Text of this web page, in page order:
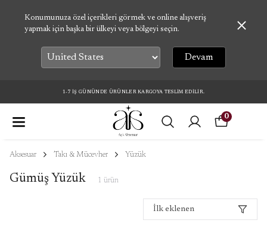
Konumunuza özel içerikleri görmek ve online alışveriş
yapmak için başka bir ülkeyi veya bölgeyi seçin.
Devam
1-7 İŞ GÜNÜNDE ÜRÜNLER KARGOYA TESLİM EDİLİR.
0
Aksesuar Takı & Mücevher Yüzük
Gümüş Yüzük 1 ürün
İlk eklenen